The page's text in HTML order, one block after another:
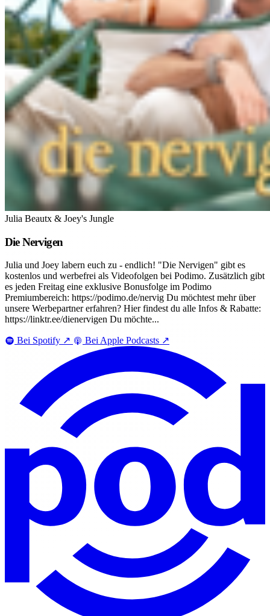
Julia Beautx & Joey's Jungle
Die Nervigen
Julia und Joey labern euch zu - endlich! "Die Nervigen" gibt es
kostenlos und werbefrei als Videofolgen bei Podimo. Zusätzlich gibt
es jeden Freitag eine exklusive Bonusfolge im Podimo
Premiumbereich: https://podimo.de/nervig Du möchtest mehr über
unsere Werbepartner erfahren? Hier findest du alle Infos & Rabatte:
https://linktr.ee/dienervigen Du möchte...
Bei Spotify ↗ Bei Apple Podcasts ↗